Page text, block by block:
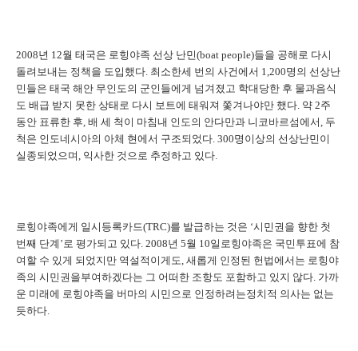
2008년 12월 태국은 로힝야족 선상 난민(boat people)들을 공해로 다시
돌려보내는 정책을 도입했다. 최소한세 번의 사건에서 1,200명의 선상난
민들은 태국 해안 무인도의 군인들에게 넘겨졌고 학대당한 후 물과음식
도 배급 받지 못한 상태로 다시 보트에 태워져 쫓겨나야만 했다. 약 2주
동안 표류한 후, 배 세 척이 마침내 인도의 안다만과 니코바르섬에서, 두
척은 인도네시아의 아체 현에서 구조되었다. 300명이상의 선상난민이
실종되었으며, 익사한 것으로 추정하고 있다.
로힝야족에게 일시등록카드(TRC)를 발급하는 것은 ‘시민권을 향한 첫
번째 단계’로 평가되고 있다. 2008년 5월 10일로힝야족은 국민투표에 참
여할 수 있게 되었지만 역설적이게도, 새롭게 인정된 헌법에서는 로힝야
족의 시민권을부여하겠다는 그 어떠한 조항도 포함하고 있지 않다. 가까
운 미래에 로힝야족을 버마의 시민으로 인정하려는정치적 의사는 없는
듯하다.